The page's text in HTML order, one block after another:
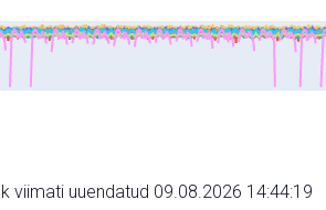
viimati uuendatud 09.08.2026 14:44:19